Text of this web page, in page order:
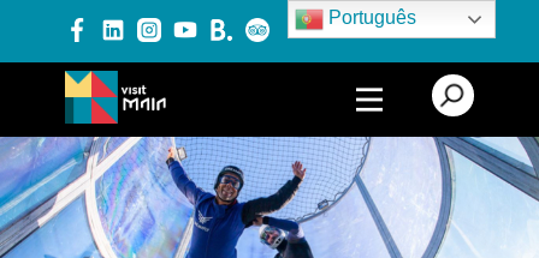
Português
PRODUTOS E SERVIÇOS
EXPERIÊNCIAS